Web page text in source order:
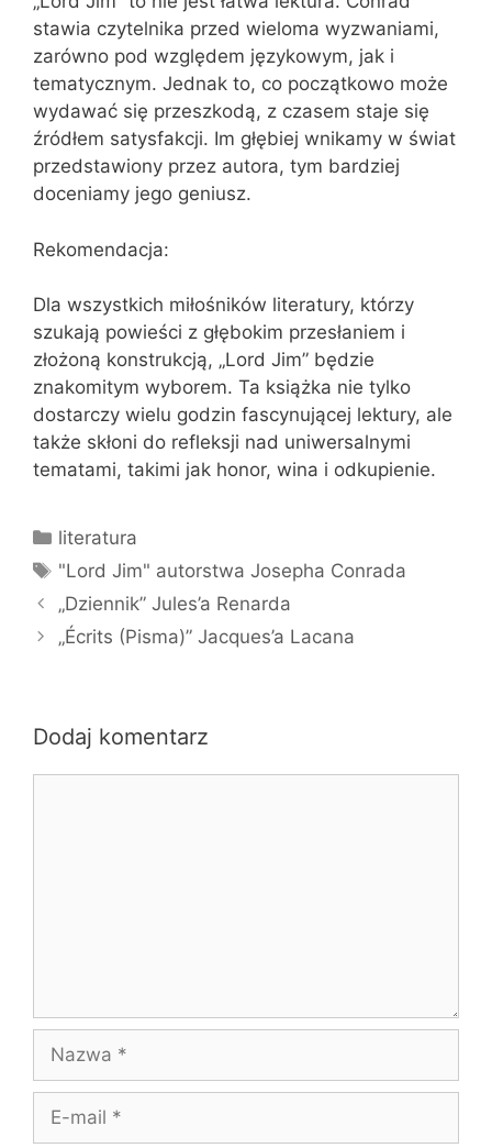
stawia czytelnika przed wieloma wyzwaniami,
zarówno pod względem językowym, jak i
tematycznym. Jednak to, co początkowo może
wydawać się przeszkodą, z czasem staje się
źródłem satysfakcji. Im głębiej wnikamy w świat
przedstawiony przez autora, tym bardziej
doceniamy jego geniusz.
Rekomendacja:
Dla wszystkich miłośników literatury, którzy
szukają powieści z głębokim przesłaniem i
złożoną konstrukcją, „Lord Jim” będzie
znakomitym wyborem. Ta książka nie tylko
dostarczy wielu godzin fascynującej lektury, ale
także skłoni do refleksji nad uniwersalnymi
tematami, takimi jak honor, wina i odkupienie.
Kategorie
literatura
Tagi
"Lord Jim" autorstwa Josepha Conrada
„Dziennik” Jules’a Renarda
„Écrits (Pisma)” Jacques’a Lacana
Dodaj komentarz
Nazwa